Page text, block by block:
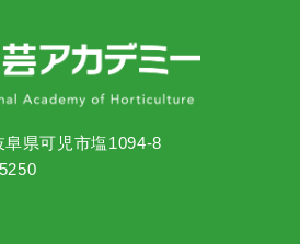
阜県可児市塩1094-8